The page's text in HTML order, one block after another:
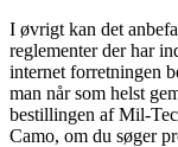
I øvrigt kan det
reglementer der har
internet forretningen
man når som helst
bestillingen af Mil-
Camo, om du søger